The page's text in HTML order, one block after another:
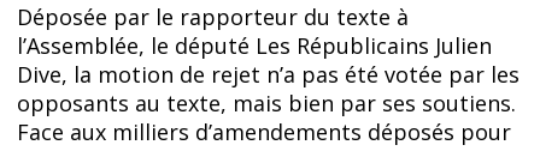
Déposée par le rapporteur du texte à
l’Assemblée, le député Les Républicains Julien
Dive, la motion de rejet n’a pas été votée par les
opposants au texte, mais bien par ses soutiens.
Face aux milliers d’amendements déposés pour